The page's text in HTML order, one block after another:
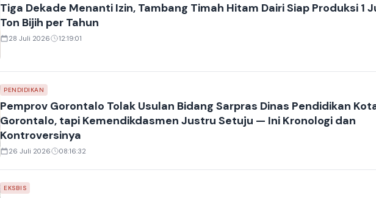
Tiga Dekade Menanti Izin, Tambang Timah Hitam Dairi Siap Produksi 1
Ton Bijih per Tahun
28 Juli 2026 12:19:01
PENDIDIKAN
Pemprov Gorontalo Tolak Usulan Bidang Sarpras Dinas Pendidikan
Gorontalo, tapi Kemendikdasmen Justru Setuju — Ini Kronologi dan
Kontroversinya
26 Juli 2026 08:16:32
EKSBIS